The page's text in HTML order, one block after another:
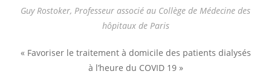
Guy Rostoker, Professeur associé au Collège de Médecine des
hôpitaux de Paris
« Favoriser le traitement à domicile des patients dialysés
à l’heure du COVID 19 »